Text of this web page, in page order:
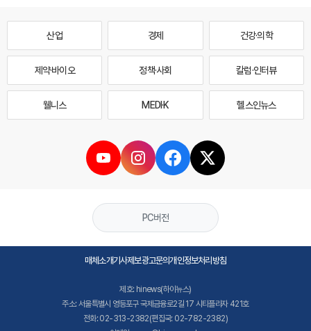
산업 경제 건강·의학
제약·바이오 정책·사회 칼럼·인터뷰
웰니스 MEDI·K 헬스인뉴스
PC버전
매체소개기사제보광고문의개인정보처리방침
제호: hinews(하이뉴스)
주소: 서울특별시 영등포구 국제금융로2길 17 시티플라자 421호
전화: 02-313-2382(편집국: 02-782-2382)